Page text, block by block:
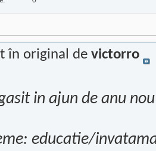
în original de victorro
in ajun de anu
educatie/